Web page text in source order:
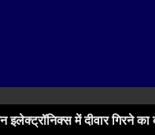
गिरने का कारण घटिया